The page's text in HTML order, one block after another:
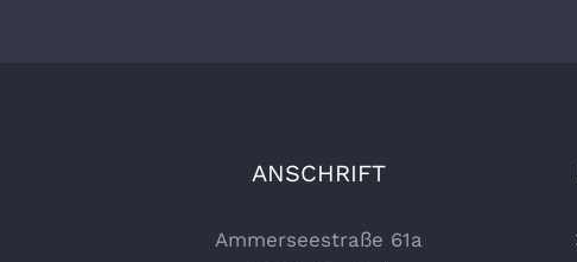
ANSCHRIFT
Ammerseestraße 61a